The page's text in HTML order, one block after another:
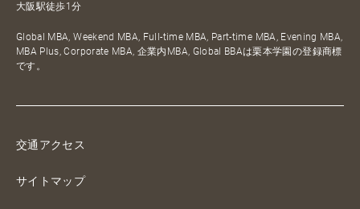
大阪駅徒歩1分
Global MBA, Weekend MBA, Full-time MBA, Part-time MBA, Evening MBA,
MBA Plus, Corporate MBA, 企業内MBA, Global BBAは栗本学園の登録商標
です。
交通アクセス
サイトマップ